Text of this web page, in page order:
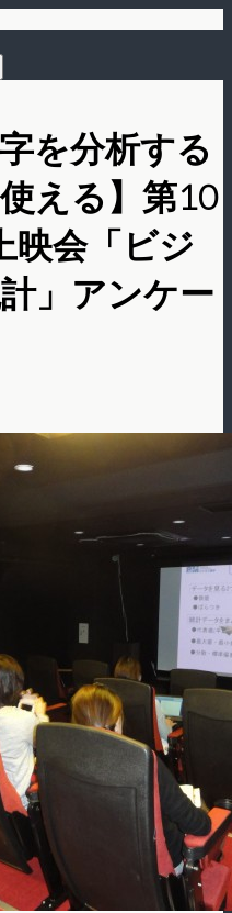
を分析する
える】第10
映会「ビジ
」アンケー